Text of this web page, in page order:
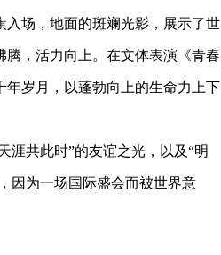
入场，地面的斑斓光影，展示了世
，活力向上。在文体表演《青春
岁月，以蓬勃向上的生命力上下
涯共此时”的友谊之光，以及“明
因为一场国际盛会而被世界意